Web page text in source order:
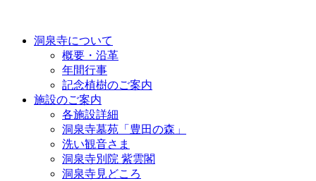
洞泉寺について
概要・沿革
年間行事
記念植樹のご案内
施設のご案内
各施設詳細
洞泉寺墓苑「豊田の森」
洗い観音さま
洞泉寺別院 紫雲閣
洞泉寺見どころ